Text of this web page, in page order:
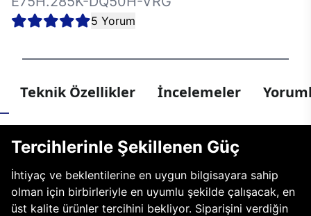
5 Yorum
Teknik Özellikler İncelemeler
Tercihlerinle Şekillenen Güç
İhtiyaç ve beklentilerine en uygun bilgisayara sahip
olman için birbirleriyle en uyumlu şekilde çalışacak, en
üst kalite ürünler tercihini bekliyor. Siparişini verdiğin